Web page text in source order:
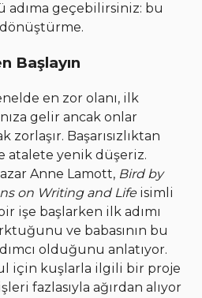
geçebilirsiniz: bu
Başlayın
en zor olanı, ilk
gelir ancak onlar
Başarısızlıktan
atalete yenik düşeriz.
Anne Lamott, Bird by
on Writing and Lifeisimli
işe başlarken ilk adımı
ve babasının bu
olduğunu anlatıyor.
için kuşlarla ilgili bir proje
fazlasıyla ağırdan alıyor